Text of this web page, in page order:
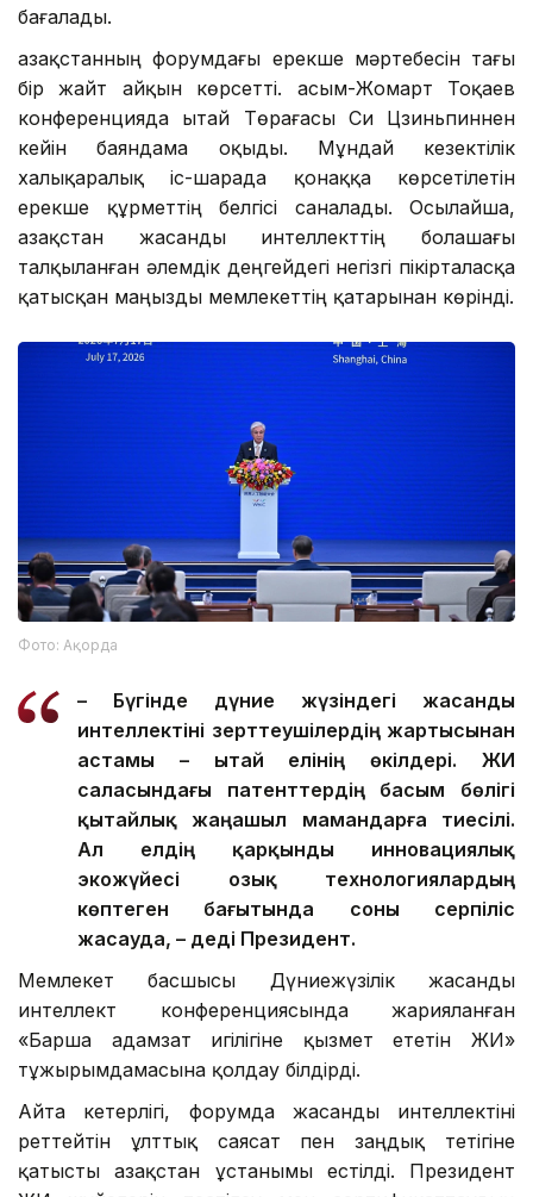
бағалады.
Қазақстанның форумдағы ерекше мәртебесін тағы
бір жайт айқын көрсетті. Қасым-Жомарт Тоқаев
конференцияда Қытай Төрағасы Си Цзиньпиннен
кейін баяндама оқыды. Мұндай кезектілік
халықаралық іс-шарада қонаққа көрсетілетін
ерекше құрметтің белгісі саналады. Осылайша,
Қазақстан жасанды интеллекттің болашағы
талқыланған әлемдік деңгейдегі негізгі пікірталасқа
қатысқан маңызды мемлекеттің қатарынан көрінді.
Фото: Ақорда
– Бүгінде дүние жүзіндегі жасанды
интеллектіні зерттеушілердің жартысынан
астамы – Қытай елінің өкілдері. ЖИ
саласындағы патенттердің басым бөлігі
қытайлық жаңашыл мамандарға тиесілі.
Ал елдің қарқынды инновациялық
экожүйесі озық технологиялардың
көптеген бағытында соны серпіліс
жасауда, – деді Президент.
Мемлекет басшысы Дүниежүзілік жасанды
интеллект конференциясында жарияланған
«Барша адамзат игілігіне қызмет ететін ЖИ»
тұжырымдамасына қолдау білдірді.
Айта кетерлігі, форумда жасанды интеллектіні
реттейтін ұлттық саясат пен заңдық тетігіне
қатысты Қазақстан ұстанымы естілді. Президент